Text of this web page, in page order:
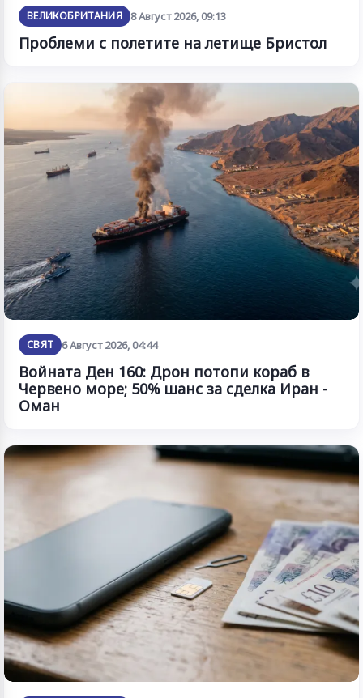
ВЕЛИКОБРИТАНИЯ 8 Август 2026, 09:13
Проблеми с полетите на летище Бристол
СВЯТ 6 Август 2026, 04:44
Войната Ден 160: Дрон потопи кораб в
Червено море; 50% шанс за сделка Иран -
Оман